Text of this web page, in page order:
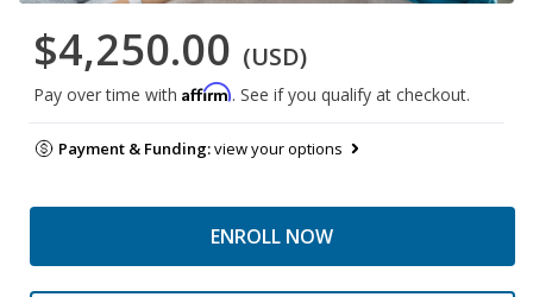
$4,250.00 (USD)
Pay over time with Affirm. See if you qualify at checkout.
Payment & Funding:view your options
ENROLL NOW